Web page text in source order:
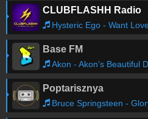
CLUBFLASHH Radio
Hysteric Ego - Want
Base FM
Akon - Akon's Beautiful
Poptarisznya
Bruce Springsteen -